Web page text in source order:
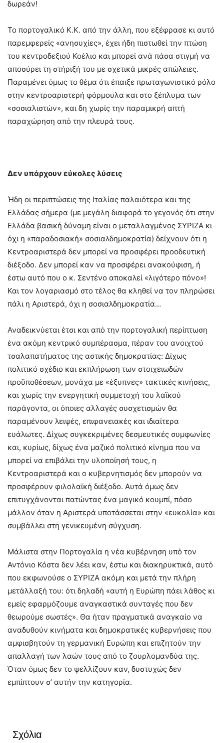
δωρεάν!
Το πορτογαλικό Κ.Κ. από την άλλη, που εξέφρασε κι αυτό
παρεμφερείς «ανησυχίες», έχει ήδη πιστωθεί την πτώση
του κεντροδεξιού Κοέλιο και μπορεί ανά πάσα στιγμή να
αποσύρει τη στήριξή του με σχετικά μικρές απώλειες.
Παραμένει όμως το θέμα ότι έπαιξε πρωταγωνιστικό ρόλο
στην κεντροαριστερή φόρμουλα και στο ξέπλυμα των
«σοσιαλιστών», και δη χωρίς την παραμικρή απτή
παραχώρηση από την πλευρά τους.
Δεν υπάρχουν εύκολες λύσεις
Ήδη οι περιπτώσεις της Ιταλίας παλαιότερα και της
Ελλάδας σήμερα (με μεγάλη διαφορά το γεγονός ότι στην
Ελλάδα βασική δύναμη είναι ο μεταλλαγμένος ΣΥΡΙΖΑ κι
όχι η «παραδοσιακή» σοσιαλδημοκρατία) δείχνουν ότι η
Κεντροαριστερά δεν μπορεί να προσφέρει προοδευτική
διέξοδο. Δεν μπορεί καν να προσφέρει ανακούφιση, ή
έστω αυτό που ο κ. Σεντένο αποκαλεί «λιγότερο πόνο»!
Και τον λογαριασμό στο τέλος θα κληθεί να τον πληρώσει
πάλι η Αριστερά, όχι η σοσιαλδημοκρατία…
Αναδεικνύεται έτσι και από την πορτογαλική περίπτωση
ένα ακόμη κεντρικό συμπέρασμα, πέραν του ανοιχτού
τσαλαπατήματος της αστικής δημοκρατίας: Δίχως
πολιτικό σχέδιο και εκπλήρωση των στοιχειωδών
προϋποθέσεων, μονάχα με «έξυπνες» τακτικές κινήσεις,
και χωρίς την ενεργητική συμμετοχή του λαϊκού
παράγοντα, οι όποιες αλλαγές συσχετισμών θα
παραμένουν λειψές, επιφανειακές και ιδιαίτερα
ευάλωτες. Δίχως συγκεκριμένες δεσμευτικές συμφωνίες
και, κυρίως, δίχως ένα μαζικό πολιτικό κίνημα που να
μπορεί να επιβάλει την υλοποίησή τους, η
Κεντροαριστερά και ο κυβερνητισμός δεν μπορούν να
προσφέρουν φιλολαϊκή διέξοδο. Αυτά όμως δεν
επιτυγχάνονται πατώντας ένα μαγικό κουμπί, πόσο
μάλλον όταν η Αριστερά υποτάσσεται στην «ευκολία» και
συμβάλλει στη γενικευμένη σύγχυση.
Μάλιστα στην Πορτογαλία η νέα κυβέρνηση υπό τον
Αντόνιο Κόστα δεν λέει καν, έστω και διακηρυκτικά, αυτό
που εκφωνούσε ο ΣΥΡΙΖΑ ακόμη και μετά την πλήρη
μετάλλαξή του: ότι δηλαδή «αυτή η Ευρώπη πάει λάθος κι
εμείς εφαρμόζουμε αναγκαστικά συνταγές που δεν
θεωρούμε σωστές». Θα ήταν πραγματικά αναγκαίο να
αναδυθούν κινήματα και δημοκρατικές κυβερνήσεις που
αμφισβητούν τη γερμανική Ευρώπη και επιζητούν την
απαλλαγή των λαών τους από το ζουρλομανδύα της.
Όταν όμως δεν το ψελλίζουν καν, δυστυχώς δεν
εμπίπτουν σ’ αυτήν την κατηγορία.
Σχόλια